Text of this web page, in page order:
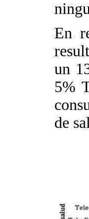
En
un
5%
de